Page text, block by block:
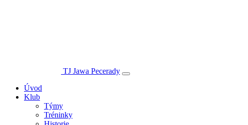
TJ Jawa Pecerady
Úvod
Klub
Týmy
Tréninky